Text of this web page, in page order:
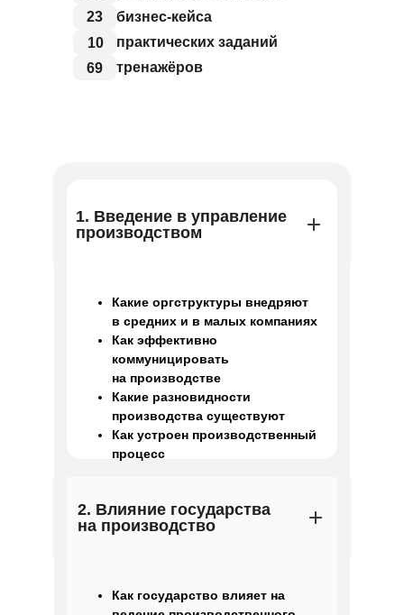
23
бизнес-кейса
10
практических заданий
69
тренажёров
1. Введение в управление
производством
Какие оргструктуры внедряют
в средних и в малых компаниях
Как эффективно
коммуницировать
на производстве
Какие разновидности
производства существуют
Как устроен производственный
процесс
2. Влияние государства
на производство
Как государство влияет на